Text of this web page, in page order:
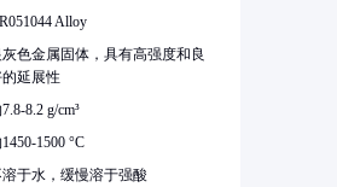
Alloy
色金属固体，具有高强度和良
延展性
8.2 g/cm³
1500 °C
于水，缓慢溶于强酸